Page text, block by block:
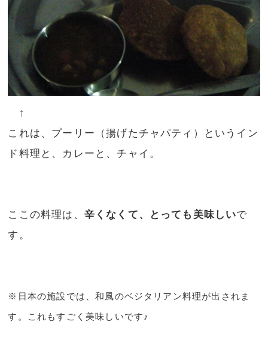
↑
これは、プーリー（揚げたチャパティ）というイン
ド料理と、カレーと、チャイ。
ここの料理は、 辛くなくて、とっても美味しいで
す。
※日本の施設では、和風のベジタリアン料理が出されま
す。これもすごく美味しいです♪